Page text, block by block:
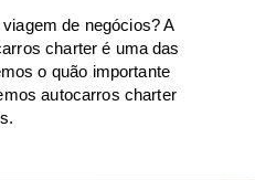
de negócios? A
charter é uma das
o quão importante
autocarros charter